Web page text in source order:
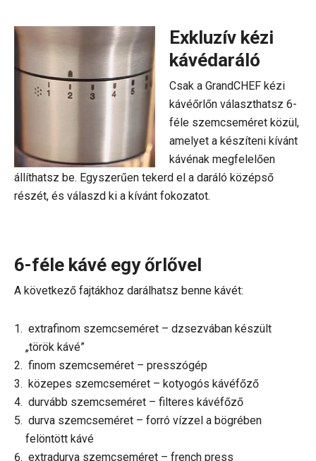
Exkluzív kézi
kávédaráló
Csak a GrandCHEF kézi
kávéőrlőn választhatsz 6-
féle szemcseméret közül,
amelyet a készíteni kívánt
kávénak megfelelően
állíthatsz be. Egyszerűen tekerd el a daráló középső
részét, és válaszd ki a kívánt fokozatot.
6-féle kávé egy őrlővel
A következő fajtákhoz darálhatsz benne kávét:
extrafinom szemcseméret – dzsezvában készült
„török kávé”
finom szemcseméret – presszógép
közepes szemcseméret – kotyogós kávéfőző
durvább szemcseméret – filteres kávéfőző
durva szemcseméret – forró vízzel a bögrében
felöntött kávé
extradurva szemcseméret – french press